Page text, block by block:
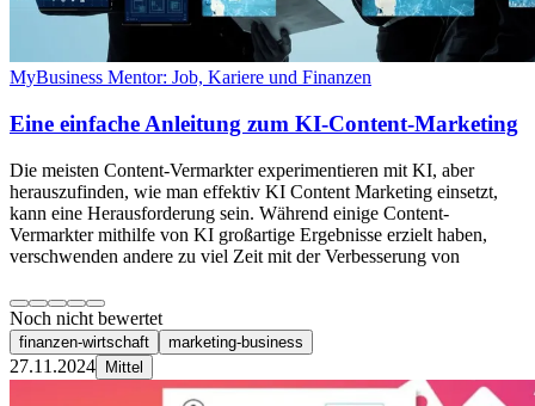
MyBusiness Mentor: Job, Kariere und Finanzen
Eine einfache Anleitung zum KI-Content-Marketing
Die meisten Content-Vermarkter experimentieren mit KI, aber
herauszufinden, wie man effektiv KI Content Marketing einsetzt,
kann eine Herausforderung sein. Während einige Content-
Vermarkter mithilfe von KI großartige Ergebnisse erzielt haben,
verschwenden andere zu viel Zeit mit der Verbesserung von
Noch nicht bewertet
finanzen-wirtschaft marketing-business
27.11.2024 Mittel